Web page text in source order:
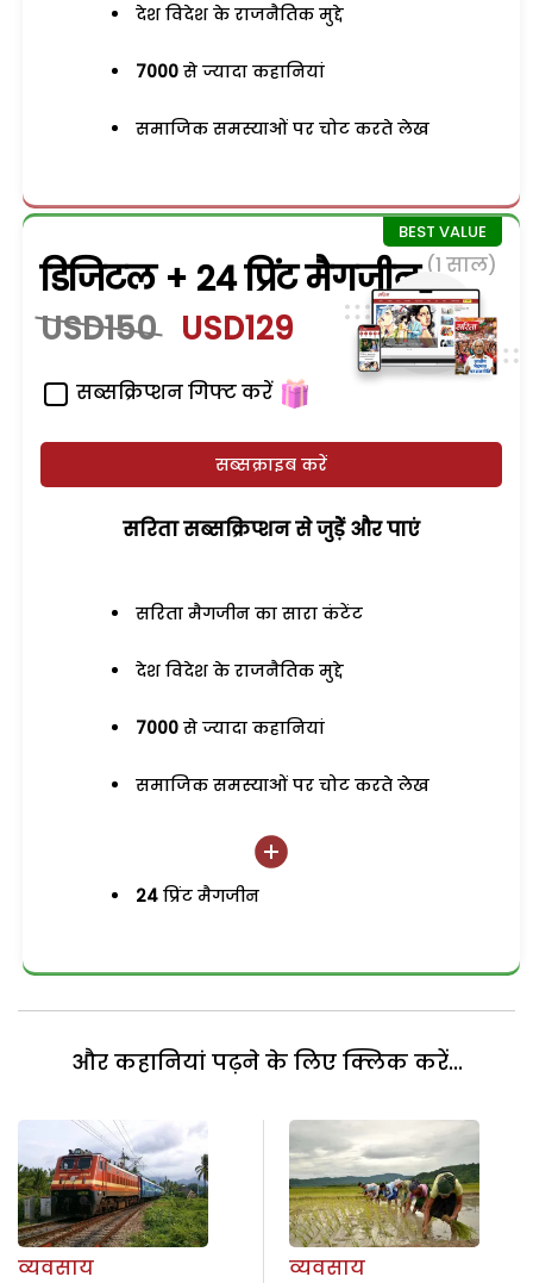
देश विदेश के राजनैतिक मुद्दे
7000 से ज्यादा कहानियां
समाजिक समस्याओं पर चोट करते लेख
डिजिटल + 24 प्रिंट मैगजीन (1 साल)
USD150 USD129
सब्सक्रिप्शन गिफ्ट करें
सब्सक्राइब करें
सरिता सब्सक्रिप्शन से जुड़ेें और पाएं
सरिता मैगजीन का सारा कंटेंट
देश विदेश के राजनैतिक मुद्दे
7000 से ज्यादा कहानियां
समाजिक समस्याओं पर चोट करते लेख
24 प्रिंट मैगजीन
और कहानियां पढ़ने के लिए क्लिक करें...
व्यवसाय
व्यवसाय